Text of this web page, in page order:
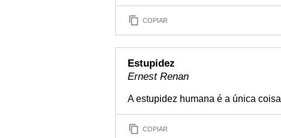
COPIAR
Estupidez
Ernest Renan
A estupidez humana é a única
COPIAR